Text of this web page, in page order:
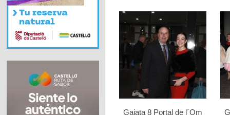
Gaiata 8 Portal de l´Om